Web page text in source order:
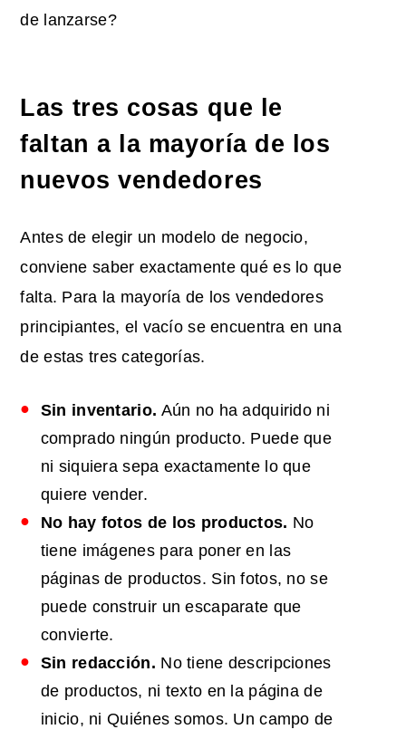
de lanzarse?
Las tres cosas que le
faltan a la mayoría de los
nuevos vendedores
Antes de elegir un modelo de negocio,
conviene saber exactamente qué es lo que
falta. Para la mayoría de los vendedores
principiantes, el vacío se encuentra en una
de estas tres categorías.
Sin inventario. Aún no ha adquirido ni
comprado ningún producto. Puede que
ni siquiera sepa exactamente lo que
quiere vender.
No hay fotos de los productos. No
tiene imágenes para poner en las
páginas de productos. Sin fotos, no se
puede construir un escaparate que
convierte.
Sin redacción. No tiene descripciones
de productos, ni texto en la página de
inicio, ni Quiénes somos. Un campo de